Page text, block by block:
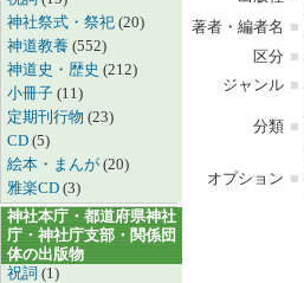
神社祭式・祭祀 (20)
神道教養 (552)
神道史・歴史 (212)
小冊子 (11)
定期刊行物 (23)
CD (5)
絵本・まんが (20)
雅楽CD (3)
神社本庁・都道府県神社
庁・神社庁支部・関係団
体の出版物
祝詞 (1)
著者・編者名 ■
区分 ■
ジャンル ■
分類 ■
オプション ■